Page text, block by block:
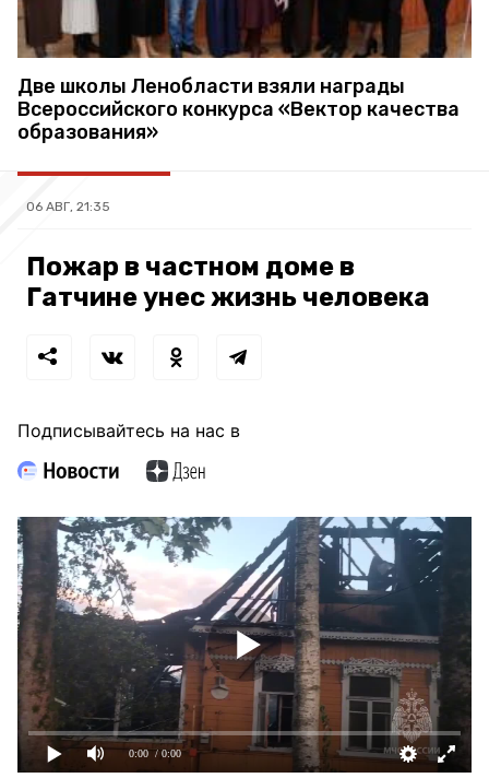
Две школы Ленобласти взяли награды
Всероссийского конкурса «Вектор качества
образования»
06 АВГ, 21:35
Пожар в частном доме в
Гатчине унес жизнь человека
Подписывайтесь на нас в
0:00 / 0:00